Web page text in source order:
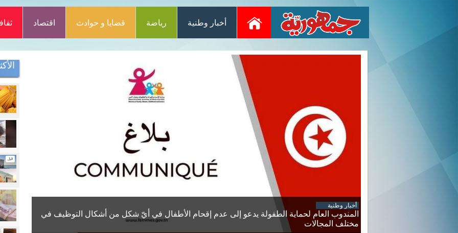
أخبار وطنية رياضة قضايا و حوادث اقتصاد
أخبار وطنية
المندوب العام لحماية الطفولة يدعو إلى عدم إقحام الأطفال في أيّ شكل من أشكال التوظيف في
مختلف المجالات